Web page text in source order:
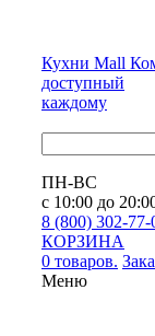
Кухни Mall
доступный
каждому
ПН-ВС
с 10:00 до
8 (800) 302-77-
КОРЗИНА
0 товаров.
Меню